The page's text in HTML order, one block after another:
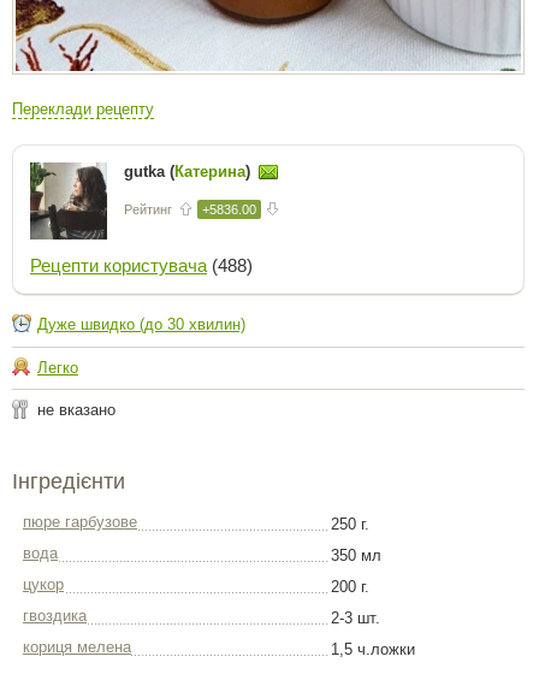
Переклади рецепту
gutka (Катерина)
Рейтинг +5836.00
Рецепти користувача (488)
Дуже швидко (до 30 хвилин)
Легко
не вказано
Інгредієнти
пюре гарбузове
250 г.
вода
350 мл
цукор
200 г.
гвоздика
2-3 шт.
кориця мелена
1,5 ч.ложки